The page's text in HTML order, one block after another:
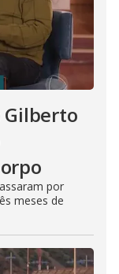
Gilberto
por
meses de